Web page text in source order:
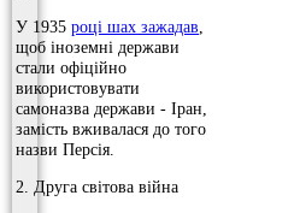
У 1935 році шах зажадав
щоб іноземні держави
стали офіційно
використовувати
самоназва держави - Іран,
замість вживалася до того
назви Персія.
2. Друга світова війна